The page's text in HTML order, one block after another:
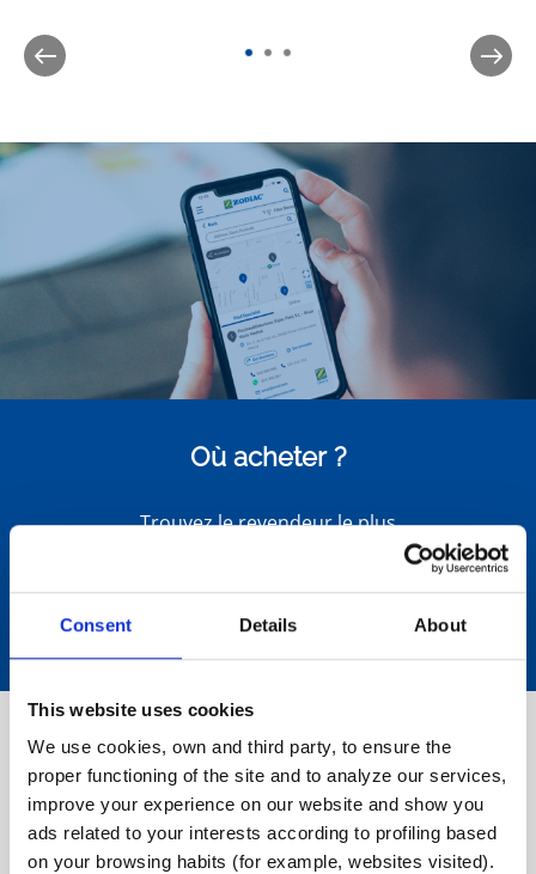
Consent Details About
This website uses cookies
We use cookies, own and third party, to ensure the
proper functioning of the site and to analyze our services,
improve your experience on our website and show you
ads related to your interests according to profiling based
on your browsing habits (for example, websites visited).
Où acheter ?
Trouvez le revendeur le plus
Rechercher
Testez nosoutils de sélection
Nos outils de sélection vous aident à trouver les
meilleurs produits Zodiac® en quelques clics.